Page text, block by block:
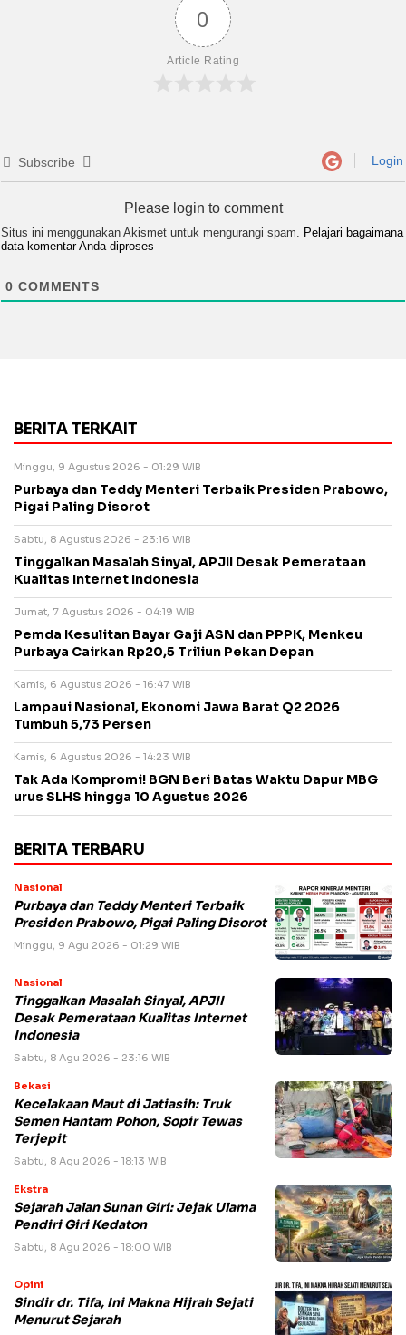
0
Article Rating
Subscribe Login
Please login to comment
Situs ini menggunakan Akismet untuk mengurangi spam. Pelajari bagaimana
data komentar Anda diproses
0 COMMENTS
BERITA TERKAIT
Minggu, 9 Agustus 2026 - 01:29 WIB
Purbaya dan Teddy Menteri Terbaik Presiden Prabowo,
Pigai Paling Disorot
Sabtu, 8 Agustus 2026 - 23:16 WIB
Tinggalkan Masalah Sinyal, APJII Desak Pemerataan
Kualitas Internet Indonesia
Jumat, 7 Agustus 2026 - 04:19 WIB
Pemda Kesulitan Bayar Gaji ASN dan PPPK, Menkeu
Purbaya Cairkan Rp20,5 Triliun Pekan Depan
Kamis, 6 Agustus 2026 - 16:47 WIB
Lampaui Nasional, Ekonomi Jawa Barat Q2 2026
Tumbuh 5,73 Persen
Kamis, 6 Agustus 2026 - 14:23 WIB
Tak Ada Kompromi! BGN Beri Batas Waktu Dapur MBG
urus SLHS hingga 10 Agustus 2026
BERITA TERBARU
Nasional
Purbaya dan Teddy Menteri Terbaik
Presiden Prabowo, Pigai Paling Disorot
Minggu, 9 Agu 2026 - 01:29 WIB
Nasional
Tinggalkan Masalah Sinyal, APJII
Desak Pemerataan Kualitas Internet
Indonesia
Sabtu, 8 Agu 2026 - 23:16 WIB
Bekasi
Kecelakaan Maut di Jatiasih: Truk
Semen Hantam Pohon, Sopir Tewas
Terjepit
Sabtu, 8 Agu 2026 - 18:13 WIB
Ekstra
Sejarah Jalan Sunan Giri: Jejak Ulama
Pendiri Giri Kedaton
Sabtu, 8 Agu 2026 - 18:00 WIB
Opini
Sindir dr. Tifa, Ini Makna Hijrah Sejati
Menurut Sejarah